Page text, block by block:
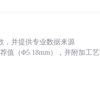
，并提供专业数据来源
值（Φ5.18mm），并附加工艺